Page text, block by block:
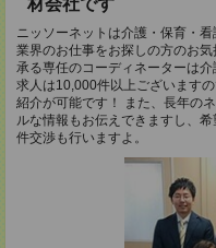
材会社です
ニッソーネットは介護・保育・
業界のお仕事をお探しの方のお
承る専任のコーディネーターは
求人は10,000件以上ございます
紹介が可能です！ また、長年の
ルな情報もお伝えできますし、
件交渉も行いますよ。